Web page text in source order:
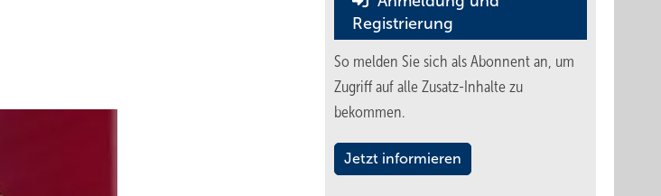
Registrierung
So melden Sie sich als Abonnent an, um
Zugriff auf alle Zusatz-Inhalte zu
bekommen.
Jetzt informieren